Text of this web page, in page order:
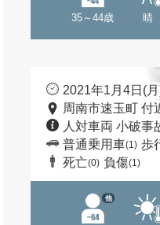
35～44歳 晴
2021年1月4日(
周南市速玉町 付
人対車両 小破事
普通乗用車(1) 歩
死亡(0) 負傷(1)
他